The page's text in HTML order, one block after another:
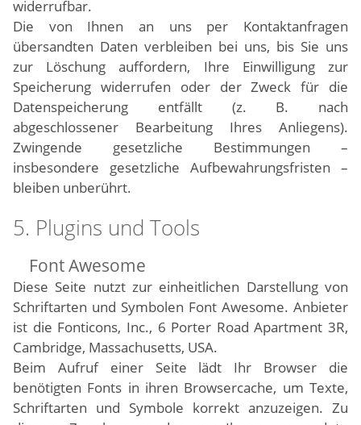
widerrufbar.
Die von Ihnen an uns per Kontaktanfragen
übersandten Daten verbleiben bei uns, bis Sie uns
zur Löschung auffordern, Ihre Einwilligung zur
Speicherung widerrufen oder der Zweck für die
Datenspeicherung entfällt (z. B. nach
abgeschlossener Bearbeitung Ihres Anliegens).
Zwingende gesetzliche Bestimmungen –
insbesondere gesetzliche Aufbewahrungsfristen –
bleiben unberührt.
5. Plugins und Tools
Font Awesome
Diese Seite nutzt zur einheitlichen Darstellung von
Schriftarten und Symbolen Font Awesome. Anbieter
ist die Fonticons, Inc., 6 Porter Road Apartment 3R,
Cambridge, Massachusetts, USA.
Beim Aufruf einer Seite lädt Ihr Browser die
benötigten Fonts in ihren Browsercache, um Texte,
Schriftarten und Symbole korrekt anzuzeigen. Zu